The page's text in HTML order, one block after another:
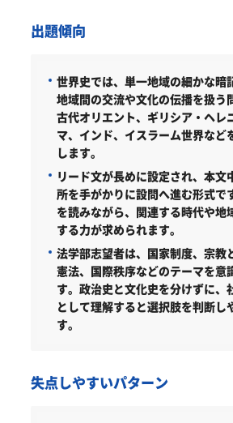
出題傾向
世界史では、単一地域の細かな暗
地域間の交流や文化の伝播を扱う
古代オリエント、ギリシア・ヘレ
マ、インド、イスラーム世界など
します。
リード文が長めに設定され、本文
所を手がかりに設問へ進む形式で
を読みながら、関連する時代や地
する力が求められます。
法学部志望者は、国家制度、宗教
憲法、国際秩序などのテーマを意
す。政治史と文化史を分けずに、
として理解すると選択肢を判断し
す。
失点しやすいパターン